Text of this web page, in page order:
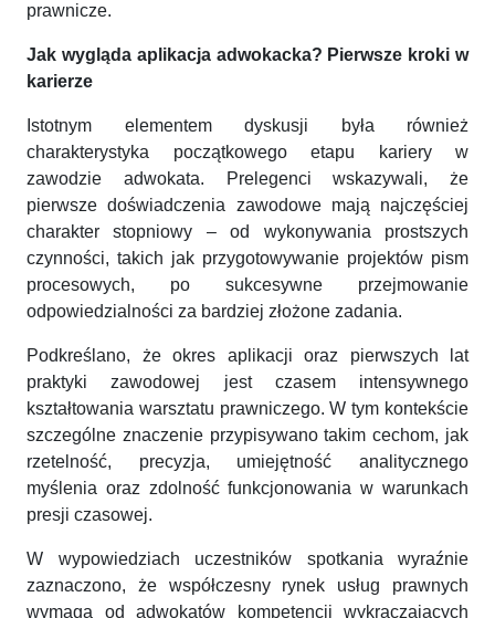
prawnicze.
Jak wygląda aplikacja adwokacka? Pierwsze kroki w
karierze
Istotnym elementem dyskusji była również
charakterystyka początkowego etapu kariery w
zawodzie adwokata. Prelegenci wskazywali, że
pierwsze doświadczenia zawodowe mają najczęściej
charakter stopniowy – od wykonywania prostszych
czynności, takich jak przygotowywanie projektów pism
procesowych, po sukcesywne przejmowanie
odpowiedzialności za bardziej złożone zadania.
Podkreślano, że okres aplikacji oraz pierwszych lat
praktyki zawodowej jest czasem intensywnego
kształtowania warsztatu prawniczego. W tym kontekście
szczególne znaczenie przypisywano takim cechom, jak
rzetelność, precyzja, umiejętność analitycznego
myślenia oraz zdolność funkcjonowania w warunkach
presji czasowej.
W wypowiedziach uczestników spotkania wyraźnie
zaznaczono, że współczesny rynek usług prawnych
wymaga od adwokatów kompetencji wykraczających